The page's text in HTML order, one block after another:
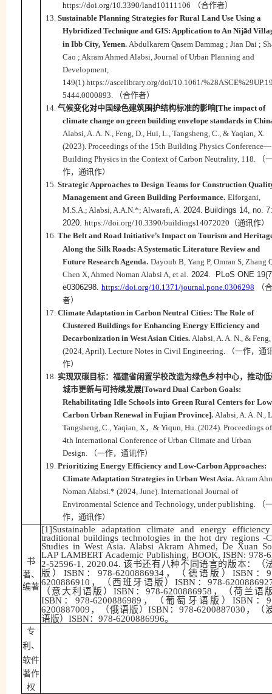
https://doi.org/10.3390/land10111106
（合作者）
13. Sustainable Planning Strategies for Rural Land Use Using a
Hybridized Technique and GIS: Application to An Nijād
in Ibb City, Yemen. Abdulkarem Qasem Dammag ; Jian Dai ;
Cao ; Akram Ahmed Alabsi, Journal of Urban Planning and
Development,
149(1) https://ascelibrary.org/doi/10.1061/
5444.0000893.
（合作者）
14. 气候变化对中国绿色建筑围护结构标准的影响[The impact of
climate change on green building envelope standards in
Alabsi, A. A. N., Feng, D., Hui, L., Tangsheng, C., & Yaqian, X.
(2023). Proceedings of the 15th Building Physics Conference—
Building Physics in the Context of Carbon Neutrality, 118.
（
作， 通讯作）
15. Strategic Approaches to Design Teams for Construction
Management and Green Building Performance. Elforgani,
M.S.A.; Alabsi, A.A.N.*; Alwarafi, A. 2024. Buildings 14, no. 7:
2020. https://doi.org/10.3390/buildings14072020 （通讯作）
16. The Belt and Road Initiative’s Impact on Tourism and
Along the Silk Roads: A Systematic Literature Review and
Future Research Agenda. Dayoub B, Yang P, Omran S, Zhang
Chen X, Ahmed Noman Alabsi A, et al. 2024.
PLoS ONE
e0306298. https://doi.org/10.1371/journal.pone.0306298
（
者）
17. Climate Adaptation in Carbon Neutral Cities: The Role of
Clustered Buildings for Enhancing Energy Efficiency and
Decarbonization in West Asian Cities. Alabsi, A. A. N., &
(2024, April). Lecture Notes in Civil Engineering. （一作， 通
作）
18. 实现双碳目标：福建省闲置学校改造为绿色乡村中心，推动
城市更新与可持续发展[Toward Dual Carbon Goals:
Rehabilitating Idle Schools into Green Rural Centers for
Carbon Urban Renewal in Fujian Province]. Alabsi, A. A. N.,
Tangsheng, C., Yaqian, X， & Yiqun, Hu. (2024). Proceedings
4th International Conference of Urban Climate and Urban
Design. （一作， 通讯作）
19. Prioritizing Energy Efficiency and Low-Carbon Approaches:
Climate Adaptation Strategies in Urban West Asia. Akram
Noman Alabsi.* (2024, June). International Journal of
Environmental Science and Technology, under publishing.
（
作， 通讯作）
书
著、
编著
[1]Sustainable adaptation climate and energy
traditional buildings technologies in the hot dry regions -
Studies in West Asia. Alabsi Akram Ahmed, De Xuan
LAP LAMBERT Academic Publishing, BOOK, ISBN: 978-
2-52596-1, 2020.04.该书还有八种不同语言的版本：（
版） ISBN： 978-6200886934，（德语版）ISBN ：
6200886910 ，（西班牙语版）ISBN：978-
（意大利语版）ISBN ： 978-6200886958 ，（荷兰语
ISBN：978-6200886989 ，（葡萄牙语版）ISBN ：
6200887009 ，（俄语版）ISBN：978-6200887030 ，（
语版） ISBN： 978-6200886996。
专
利 、
软件
著作
权